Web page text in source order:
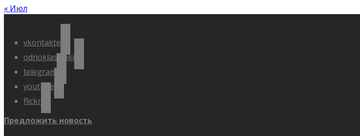
« Июл
vkontakte
odnoklassniki
telegram
youtube
flickr
Предложить новость